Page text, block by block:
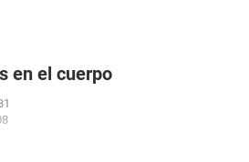
en el cuerpo